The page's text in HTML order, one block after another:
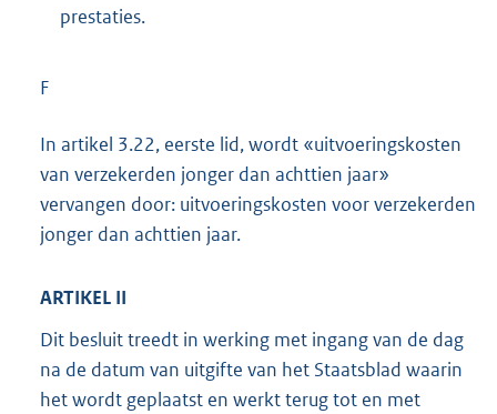
prestaties.
F
In artikel 3.22, eerste lid, wordt «uitvoeringskosten
van verzekerden jonger dan achttien jaar»
vervangen door: uitvoeringskosten voor verzekerden
jonger dan achttien jaar.
ARTIKEL II
Dit besluit treedt in werking met ingang van de dag
na de datum van uitgifte van het Staatsblad waarin
het wordt geplaatst en werkt terug tot en met